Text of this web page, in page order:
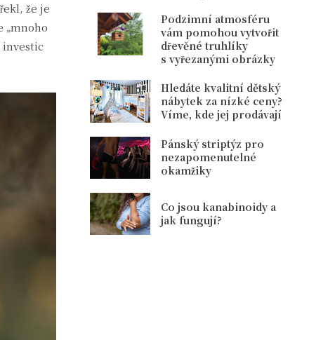
že je
„mnoho
investic
Podzimní atmosféru
vám pomohou vytvořit
dřevěné truhlíky
s vyřezanými obrázky
Hledáte kvalitní dětský
nábytek za nízké ceny?
Víme, kde jej prodávají
Pánský striptýz pro
nezapomenutelné
okamžiky
Co jsou kanabinoidy a
jak fungují?